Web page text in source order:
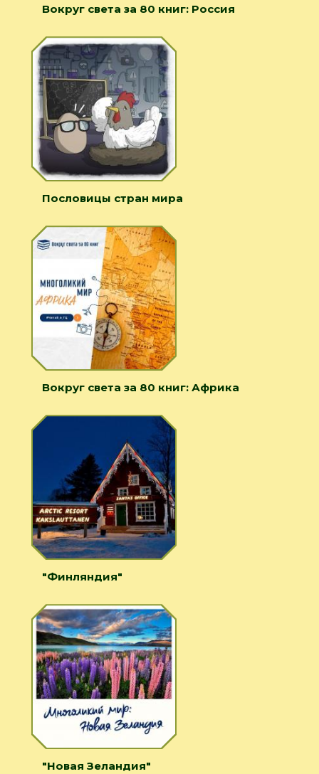
Вокруг света за 80 книг: Россия
Пословицы стран мира
Вокруг света за 80 книг: Африка
"Финляндия"
"Новая Зеландия"